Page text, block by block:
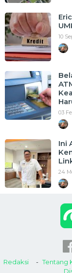
10
03
Ini
24
Redaksi Tentang